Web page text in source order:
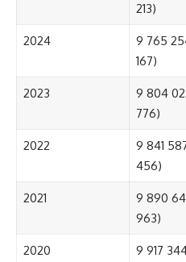
213)
2024
9 765
167)
2023
9 804
776)
2022
9 841
456)
2021
9 890
963)
2020
9 917